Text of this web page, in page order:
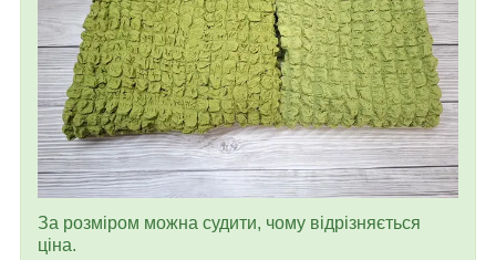
За розміром можна судити, чому відрізняється
ціна.